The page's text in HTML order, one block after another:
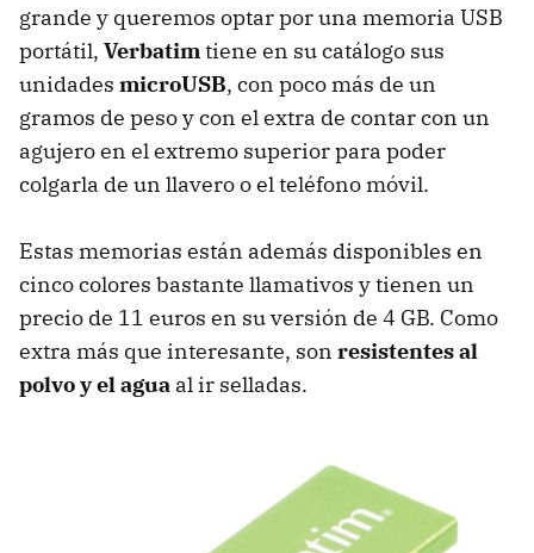
grande y queremos optar por una memoria USB
portátil, Verbatimtiene en su catálogo sus
unidades microUSB, con poco más de un
gramos de peso y con el extra de contar con un
agujero en el extremo superior para poder
colgarla de un llavero o el teléfono móvil.
Estas memorias están además disponibles en
cinco colores bastante llamativos y tienen un
precio de 11 euros en su versión de 4 GB. Como
extra más que interesante, son resistentes al
polvo y el agua al ir selladas.